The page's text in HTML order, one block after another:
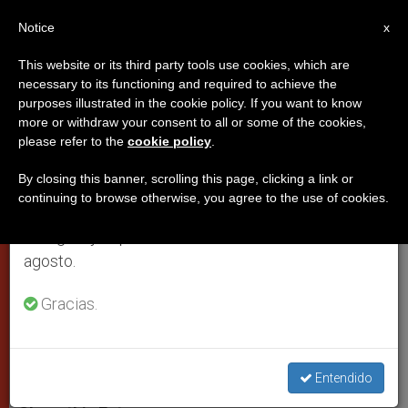
La Santa Sede pide la
cancelación de la deuda de Haití
Conferencia para la reconstrucción del
país
VATICANO
×
Aviso importante
Del 27 de julio al 7 de agosto haremos la pausa
anual, aprovechando que en el periodo de verano
se generan menos informaciones y también el
agosto.
Gracias.
Entendido
x
Notice
This website or its third party tools use cookies, which are
necessary to its functioning and required to achieve the
purposes illustrated in the cookie policy. If you want to know
more or withdraw your consent to all or some of the cookies,
please refer to the cookie policy
By closing this banner, scrolling this page, clicking a link or
continuing to browse otherwise, you agree to the use of cookies.